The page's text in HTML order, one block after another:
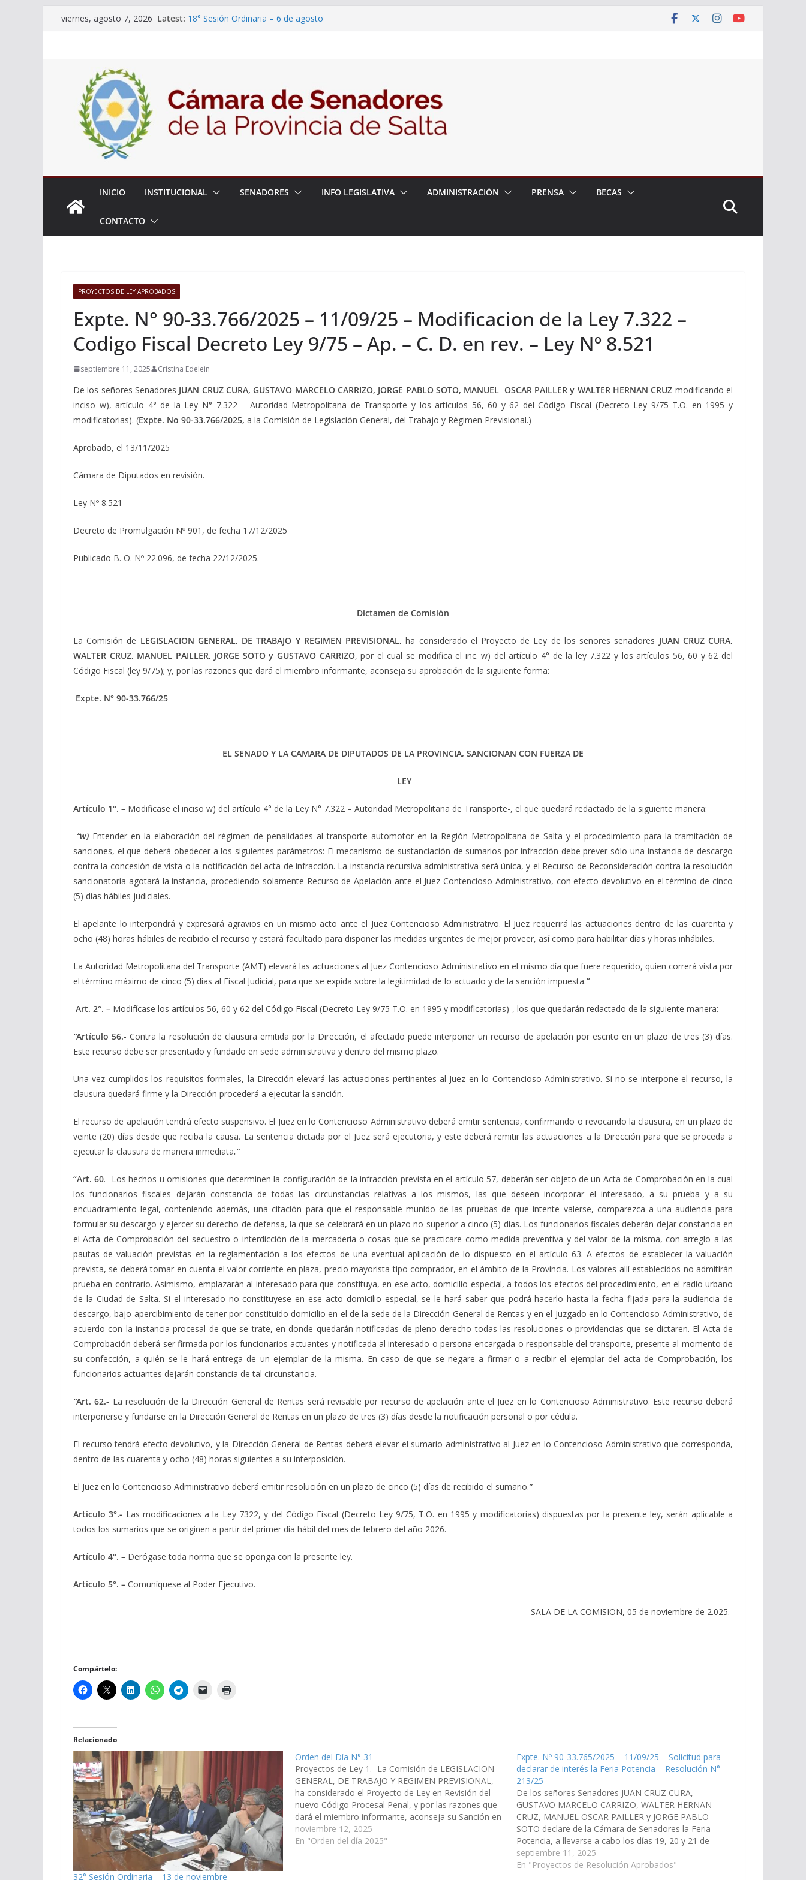
Skipviernes, agosto 7, 2026 Latest: 18° Sesión Ordinaria – 6 de agosto
Expte. Nº 90-34.516/2026 – 06/08/26 – Créase el Ente Salteño
de Protección y Control Vegetal
INICIO INSTITUCIONAL SENADORES INFO LEGISLATIVA ADMINISTRACIÓN PRENSA BECAS
CONTACTO
PROYECTOS DE LEY APROBADOS
Expte. N° 90-33.766/2025 – 11/09/25 – Modificacion de la Ley 7.322 –
Codigo Fiscal Decreto Ley 9/75 – Ap. – C. D. en rev. – Ley Nº 8.521
septiembre 11, 2025 Cristina Edelein
De los señores Senadores JUAN CRUZ CURA, GUSTAVO MARCELO CARRIZO, JORGE PABLO SOTO, MANUEL OSCAR PAILLER y WALTER HERNAN CRUZ modificando el
inciso w), artículo 4° de la Ley N° 7.322 – Autoridad Metropolitana de Transporte y los artículos 56, 60 y 62 del Código Fiscal (Decreto Ley 9/75 T.O. en 1995 y
modificatorias). (Expte. No 90-33.766/2025, a la Comisión de Legislación General, del Trabajo y Régimen Previsional.)
Aprobado, el 13/11/2025
Cámara de Diputados en revisión.
Ley Nº 8.521
Decreto de Promulgación Nº 901, de fecha 17/12/2025
Publicado B. O. Nº 22.096, de fecha 22/12/2025.
Dictamen de Comisión
La Comisión de LEGISLACION GENERAL, DE TRABAJO Y REGIMEN PREVISIONAL,ha considerado el Proyecto de Ley de los señores senadores JUAN CRUZ CURA,
WALTER CRUZ, MANUEL PAILLER, JORGE SOTO y GUSTAVO CARRIZO, por el cual se modifica el inc. w) del artículo 4° de la ley 7.322 y los artículos 56, 60 y 62 del
Código Fiscal (ley 9/75); y, por las razones que dará el miembro informante, aconseja su aprobación de la siguiente forma:
Expte. N° 90-33.766/25
EL SENADO Y LA CAMARA DE DIPUTADOS DE LA PROVINCIA, SANCIONAN CON FUERZA DE
LEY
Artículo 1°. – Modificase el inciso w) del artículo 4° de la Ley N° 7.322 – Autoridad Metropolitana de Transporte-, el que quedará redactado de la siguiente manera:
“w) Entender en la elaboración del régimen de penalidades al transporte automotor en la Región Metropolitana de Salta y el procedimiento para la tramitación de
sanciones, el que deberá obedecer a los siguientes parámetros: El mecanismo de sustanciación de sumarios por infracción debe prever sólo una instancia de descargo
contra la concesión de vista o la notificación del acta de infracción. La instancia recursiva administrativa será única, y el Recurso de Reconsideración contra la resolución
sancionatoria agotará la instancia, procediendo solamente Recurso de Apelación ante el Juez Contencioso Administrativo, con efecto devolutivo en el término de cinco
(5) días hábiles judiciales.
El apelante lo interpondrá y expresará agravios en un mismo acto ante el Juez Contencioso Administrativo. El Juez requerirá las actuaciones dentro de las cuarenta y
ocho (48) horas hábiles de recibido el recurso y estará facultado para disponer las medidas urgentes de mejor proveer, así como para habilitar días y horas inhábiles.
La Autoridad Metropolitana del Transporte (AMT) elevará las actuaciones al Juez Contencioso Administrativo en el mismo día que fuere requerido, quien correrá vista por
el término máximo de cinco (5) días al Fiscal Judicial, para que se expida sobre la legitimidad de lo actuado y de la sanción impuesta.”
Art. 2°. – Modifícase los artículos 56, 60 y 62 del Código Fiscal (Decreto Ley 9/75 T.O. en 1995 y modificatorias)-, los que quedarán redactado de la siguiente manera:
“Artículo 56.- Contra la resolución de clausura emitida por la Dirección, el afectado puede interponer un recurso de apelación por escrito en un plazo de tres (3) días.
Este recurso debe ser presentado y fundado en sede administrativa y dentro del mismo plazo.
Una vez cumplidos los requisitos formales, la Dirección elevará las actuaciones pertinentes al Juez en lo Contencioso Administrativo. Si no se interpone el recurso, la
clausura quedará firme y la Dirección procederá a ejecutar la sanción.
El recurso de apelación tendrá efecto suspensivo. El Juez en lo Contencioso Administrativo deberá emitir sentencia, confirmando o revocando la clausura, en un plazo de
veinte (20) días desde que reciba la causa. La sentencia dictada por el Juez será ejecutoria, y este deberá remitir las actuaciones a la Dirección para que se proceda a
ejecutar la clausura de manera inmediata.”
“Art. 60.- Los hechos u omisiones que determinen la configuración de la infracción prevista en el artículo 57, deberán ser objeto de un Acta de Comprobación en la cual
los funcionarios fiscales dejarán constancia de todas las circunstancias relativas a los mismos, las que deseen incorporar el interesado, a su prueba y a su
encuadramiento legal, conteniendo además, una citación para que el responsable munido de las pruebas de que intente valerse, comparezca a una audiencia para
formular su descargo y ejercer su derecho de defensa, la que se celebrará en un plazo no superior a cinco (5) días. Los funcionarios fiscales deberán dejar constancia en
el Acta de Comprobación del secuestro o interdicción de la mercadería o cosas que se practicare como medida preventiva y del valor de la misma, con arreglo a las
pautas de valuación previstas en la reglamentación a los efectos de una eventual aplicación de lo dispuesto en el artículo 63. A efectos de establecer la valuación
prevista, se deberá tomar en cuenta el valor corriente en plaza, precio mayorista tipo comprador, en el ámbito de la Provincia. Los valores allí establecidos no admitirán
prueba en contrario. Asimismo, emplazarán al interesado para que constituya, en ese acto, domicilio especial, a todos los efectos del procedimiento, en el radio urbano
de la Ciudad de Salta. Si el interesado no constituyese en ese acto domicilio especial, se le hará saber que podrá hacerlo hasta la fecha fijada para la audiencia de
descargo, bajo apercibimiento de tener por constituido domicilio en el de la sede de la Dirección General de Rentas y en el Juzgado en lo Contencioso Administrativo, de
acuerdo con la instancia procesal de que se trate, en donde quedarán notificadas de pleno derecho todas las resoluciones o providencias que se dictaren. El Acta de
Comprobación deberá ser firmada por los funcionarios actuantes y notificada al interesado o persona encargada o responsable del transporte, presente al momento de
su confección, a quién se le hará entrega de un ejemplar de la misma. En caso de que se negare a firmar o a recibir el ejemplar del acta de Comprobación, los
funcionarios actuantes dejarán constancia de tal circunstancia.
“Art. 62.- La resolución de la Dirección General de Rentas será revisable por recurso de apelación ante el Juez en lo Contencioso Administrativo. Este recurso deberá
interponerse y fundarse en la Dirección General de Rentas en un plazo de tres (3) días desde la notificación personal o por cédula.
El recurso tendrá efecto devolutivo, y la Dirección General de Rentas deberá elevar el sumario administrativo al Juez en lo Contencioso Administrativo que corresponda,
dentro de las cuarenta y ocho (48) horas siguientes a su interposición.
El Juez en lo Contencioso Administrativo deberá emitir resolución en un plazo de cinco (5) días de recibido el sumario.”
Artículo 3°.- Las modificaciones a la Ley 7322, y del Código Fiscal (Decreto Ley 9/75, T.O. en 1995 y modificatorias) dispuestas por la presente ley, serán aplicable a
todos los sumarios que se originen a partir del primer día hábil del mes de febrero del año 2026.
Artículo 4°. – Derógase toda norma que se oponga con la presente ley.
Artículo 5°. – Comuníquese al Poder Ejecutivo.
SALA DE LA COMISION, 05 de noviembre de 2.025.-
Compártelo:
Relacionado
32° Sesión Ordinaria – 13 de noviembre
Orden del Día N° 31
Proyectos de Ley 1.- La Comisión de LEGISLACION
GENERAL, DE TRABAJO Y REGIMEN PREVISIONAL,
ha considerado el Proyecto de Ley en Revisión del
nuevo Código Procesal Penal, y por las razones que
dará el miembro informante, aconseja su Sanción en
Definitiva. Expte. N° 91-52.695/25. 2.- La Comisión de
LEGISLACION GENERAL, DE…
noviembre 12, 2025
En "Orden del día 2025"
Expte. Nº 90-33.765/2025 – 11/09/25 – Solicitud para
declarar de interés la Feria Potencia – Resolución N°
213/25
De los señores Senadores JUAN CRUZ CURA,
GUSTAVO MARCELO CARRIZO, WALTER HERNAN
CRUZ, MANUEL OSCAR PAILLER y JORGE PABLO
SOTO declare de la Cámara de Senadores la Feria
Potencia, a llevarse a cabo los días 19, 20 y 21 de
septiembre del corriente año en la ciudad de Salta
Capital,…
septiembre 11, 2025
En "Proyectos de Resolución Aprobados"